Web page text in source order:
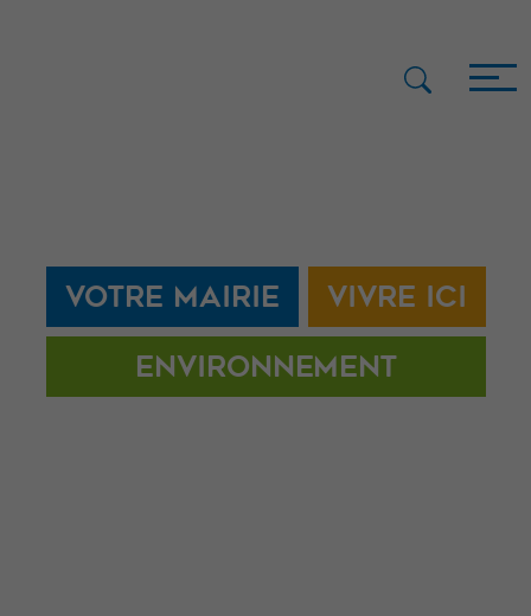
VOTRE MAIRIE VIVRE ICI
ENVIRONNEMENT